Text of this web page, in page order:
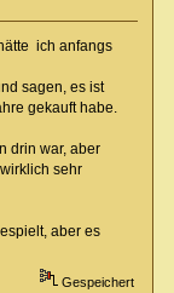
ich anfangs
sagen, es ist
gekauft habe.
drin war, aber
sehr
aber es
Gespeichert